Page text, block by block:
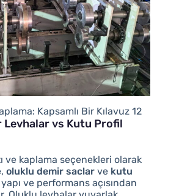
Kapsamlı Bir Kılavuz 12
Levhalar vs Kutu Profil
ve kaplama seçenekleri olarak
oluklu demir saclarve kutu
ve performans açısından